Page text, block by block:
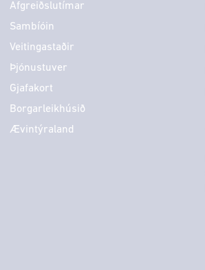
Afgreiðslutímar
Sambíóin
Veitingastaðir
Þjónustuver
Gjafakort
Borgarleikhúsið
Ævintýraland